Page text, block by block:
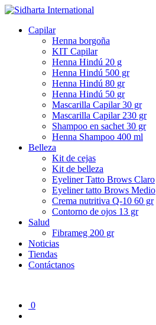
Capilar
Henna borgoña
KIT Capilar
Henna Hindú 20 g
Henna Hindú 500 gr
Henna Hindú 80 gr
Henna Hindú 50 gr
Mascarilla Capilar 30 gr
Mascarilla Capilar 230 gr
Shampoo en sachet 30 gr
Henna Shampoo 400 ml
Belleza
Kit de cejas
Kit de belleza
Eyeliner Tatto Brows Claro
Eyeliner tatto Brows Medio
Crema nutritiva Q-10 60 gr
Contorno de ojos 13 gr
Salud
Fibrameg 200 gr
Noticias
Tiendas
Contáctanos
0